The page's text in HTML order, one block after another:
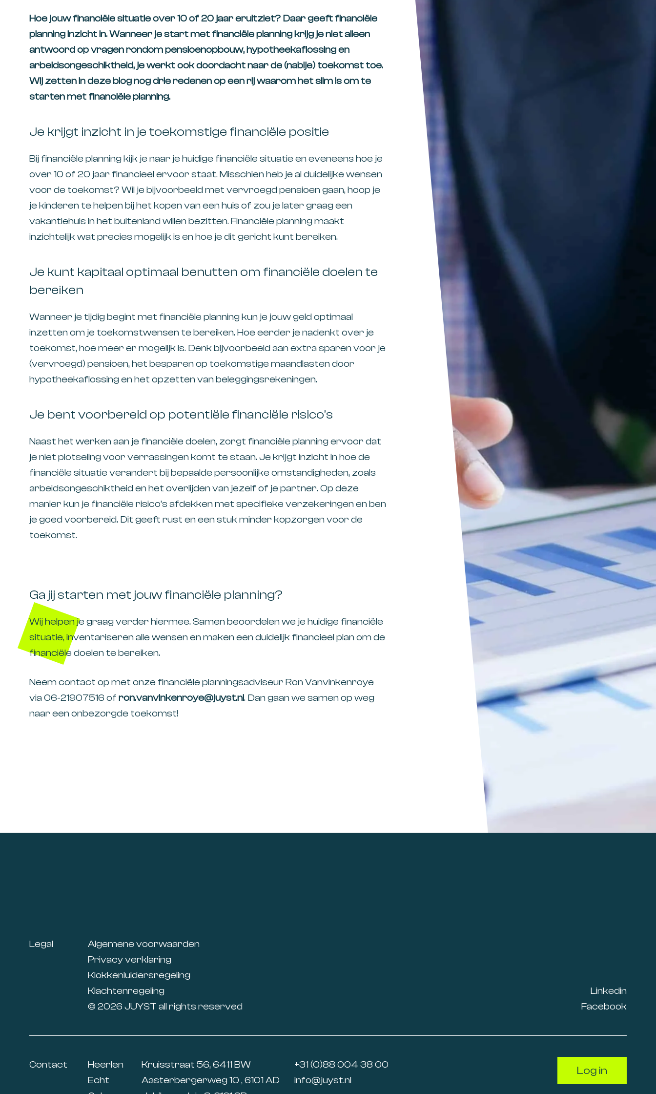
Hoe jouw financiële situatie over 10 of 20 jaar eruitziet? Daar geeft financiële
planning inzicht in. Wanneer je start met financiële planning krijg je niet alleen
antwoord op vragen rondom pensioenopbouw, hypotheekaflossing en
arbeidsongeschiktheid, je werkt ook doordacht naar de (nabije) toekomst toe.
Wij zetten in deze blog nog drie redenen op een rij waarom het slim is om te
starten met financiële planning.
Je krijgt inzicht in je toekomstige financiële positie
Bij financiële planning kijk je naar je huidige financiële situatie en eveneens hoe je
over 10 of 20 jaar financieel ervoor staat. Misschien heb je al duidelijke wensen
voor de toekomst? Wil je bijvoorbeeld met vervroegd pensioen gaan, hoop je
je kinderen te helpen bij het kopen van een huis of zou je later graag een
vakantiehuis in het buitenland willen bezitten. Financiële planning maakt
inzichtelijk wat precies mogelijk is en hoe je dit gericht kunt bereiken.
Je kunt kapitaal optimaal benutten om financiële doelen te
bereiken
Wanneer je tijdig begint met financiële planning kun je jouw geld optimaal
inzetten om je toekomstwensen te bereiken. Hoe eerder je nadenkt over je
toekomst, hoe meer er mogelijk is. Denk bijvoorbeeld aan extra sparen voor je
(vervroegd) pensioen, het besparen op toekomstige maandlasten door
hypotheekaflossing en het opzetten van beleggingsrekeningen.
Je bent voorbereid op potentiële financiële risico’s
Naast het werken aan je financiële doelen, zorgt financiële planning ervoor dat
je niet plotseling voor verrassingen komt te staan. Je krijgt inzicht in hoe de
financiële situatie verandert bij bepaalde persoonlijke omstandigheden, zoals
arbeidsongeschiktheid en het overlijden van jezelf of je partner. Op deze
manier kun je financiële risico’s afdekken met specifieke verzekeringen en ben
je goed voorbereid. Dit geeft rust en een stuk minder kopzorgen voor de
toekomst.
Ga jij starten met jouw financiële planning?
Wij helpen je graag verder hiermee. Samen beoordelen we je huidige financiële
situatie, inventariseren alle wensen en maken een duidelijk financieel plan om de
financiële doelen te bereiken.
Neem contact op met onze financiële planningsadviseur Ron Vanvinkenroye
via 06-21907516 of ron.vanvinkenroye@juyst.nl. Dan gaan we samen op weg
naar een onbezorgde toekomst!
Legal
Algemene voorwaarden
Privacy verklaring
Klokkenluidersregeling
Klachtenregeling
© 2026 JUYST all rights reserved
Linkedin
Facebook
Contact Heerlen Kruisstraat 56, 6411 BW
+31 (0)88 004 38 00
Echt
Aasterbergerweg 10 , 6101 AD
info@juyst.nl
Log in